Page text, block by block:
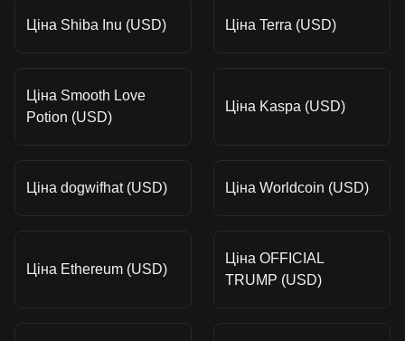
Ціна Shiba Inu (USD) Ціна Terra (USD)
Ціна Smooth Love
Potion (USD)
Ціна Kaspa (USD)
Ціна dogwifhat (USD) Ціна Worldcoin (USD)
Ціна Ethereum (USD)
Ціна OFFICIAL
TRUMP (USD)